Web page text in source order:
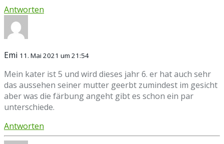
Antworten
Emi 11. Mai 2021 um 21:54
Mein kater ist 5 und wird dieses jahr 6. er hat auch sehr
das aussehen seiner mutter geerbt zumindest im gesicht
aber was die färbung angeht gibt es schon ein par
unterschiede.
Antworten